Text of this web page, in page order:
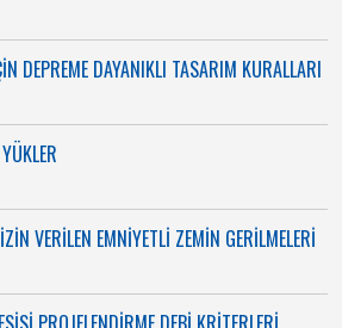
DEPREME DAYANIKLI TASARIM KURALLARI
VERİLEN EMNİYETLİ ZEMİN GERİLMELERİ